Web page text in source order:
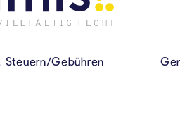
- LA
HAUPMENÜ
Steuern/Gebühren